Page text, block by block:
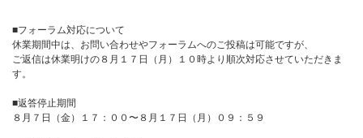
■フォーラム対応について
休業期間中は、お問い合わせやフォーラムへのご投稿は可能ですが、
ご返信は休業明けの８月１７日（月）１０時より順次対応させていただきま
す。
■返答停止期間
８月７日（金）１７：００〜８月１７日（月）０９：５９